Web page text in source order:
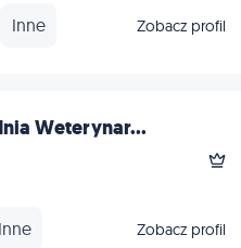
Inne Zobacz profil
Weterynar...
Inne Zobacz profil